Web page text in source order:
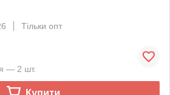
Тільки опт
— 2 шт.
Купити